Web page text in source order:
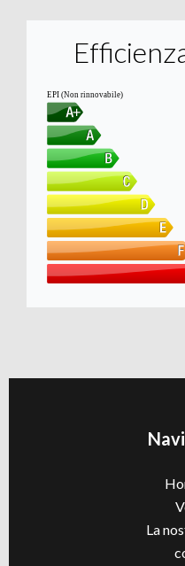
EPI (Non rinnovabile)
La